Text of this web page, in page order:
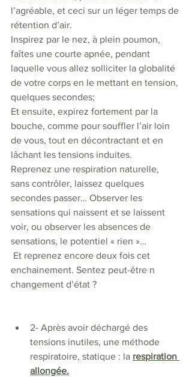
l’agréable, et ceci sur un léger temps de
rétention d’air.
Inspirez par le nez, à plein poumon,
faîtes une courte apnée, pendant
laquelle vous allez solliciter la globalité
de votre corps en le mettant en tension,
quelques secondes;
Et ensuite, expirez fortement par la
bouche, comme pour souffler l’air loin
de vous, tout en décontractant et en
lâchant les tensions induites.
Reprenez une respiration naturelle,
sans contrôler, laissez quelques
secondes passer… Observer les
sensations qui naissent et se laissent
voir, ou observer les absences de
sensations, le potentiel « rien »…
enchainement. Sentez peut-être n
changement d’état ?
2- Après avoir déchargé des
tensions inutiles, une méthode
respiratoire, statique : la respiration
allongée.